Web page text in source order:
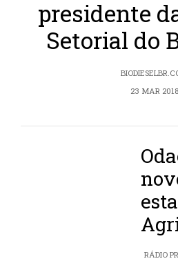
presidente
Setorial do
23 MAR 2018
RÁDIO